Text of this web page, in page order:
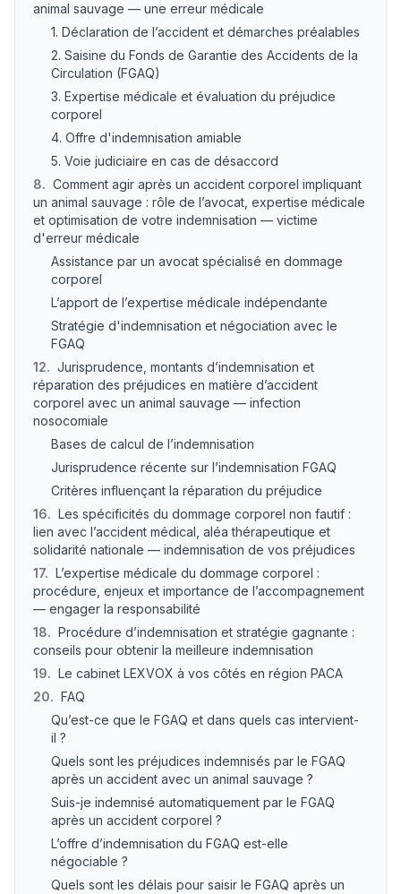
animal sauvage — une erreur médicale
1. Déclaration de l’accident et démarches préalables
2. Saisine du Fonds de Garantie des Accidents de la
Circulation (FGAQ)
3. Expertise médicale et évaluation du préjudice
corporel
4. Offre d'indemnisation amiable
5. Voie judiciaire en cas de désaccord
8. Comment agir après un accident corporel impliquant
un animal sauvage : rôle de l’avocat, expertise médicale
et optimisation de votre indemnisation — victime
d'erreur médicale
Assistance par un avocat spécialisé en dommage
corporel
L’apport de l’expertise médicale indépendante
Stratégie d'indemnisation et négociation avec le
FGAQ
12. Jurisprudence, montants d’indemnisation et
réparation des préjudices en matière d’accident
corporel avec un animal sauvage — infection
nosocomiale
Bases de calcul de l’indemnisation
Jurisprudence récente sur l’indemnisation FGAQ
Critères influençant la réparation du préjudice
16. Les spécificités du dommage corporel non fautif :
lien avec l’accident médical, aléa thérapeutique et
solidarité nationale — indemnisation de vos préjudices
17. L’expertise médicale du dommage corporel :
procédure, enjeux et importance de l’accompagnement
— engager la responsabilité
18. Procédure d’indemnisation et stratégie gagnante :
conseils pour obtenir la meilleure indemnisation
19. Le cabinet LEXVOX à vos côtés en région PACA
20. FAQ
Qu’est-ce que le FGAQ et dans quels cas intervient-
il ?
Quels sont les préjudices indemnisés par le FGAQ
après un accident avec un animal sauvage ?
Suis-je indemnisé automatiquement par le FGAQ
après un accident corporel ?
L’offre d’indemnisation du FGAQ est-elle
négociable ?
Quels sont les délais pour saisir le FGAQ après un